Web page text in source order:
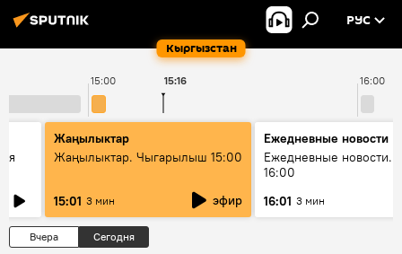
Кыргызстан
РУС
15:00 16:00
15:16
Жаңылыктар
Жаңылыктар. Чыгарылыш 15:00
15:01 3 мин эфир
Ежедневные новости
Ежедневные новости.
16:00
16:01 3 мин
Вчера Сегодня